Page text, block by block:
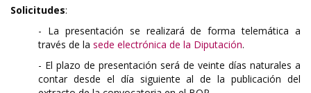
Solicitudes:
- La presentación se realizará de forma telemática a
través de la sede electrónica de la Diputación.
- El plazo de presentación será de veinte días naturales a
contar desde el día siguiente al de la publicación del